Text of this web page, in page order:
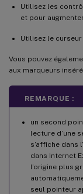
Utilisez les
et pour
Utilisez le
Vous pouvez
aux marqueurs
REMARQUE :
un second
lecture d’une
s’affiche dans
dans Internet
l’origine plus
seul pointeur